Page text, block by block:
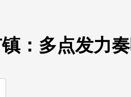
：多点发力